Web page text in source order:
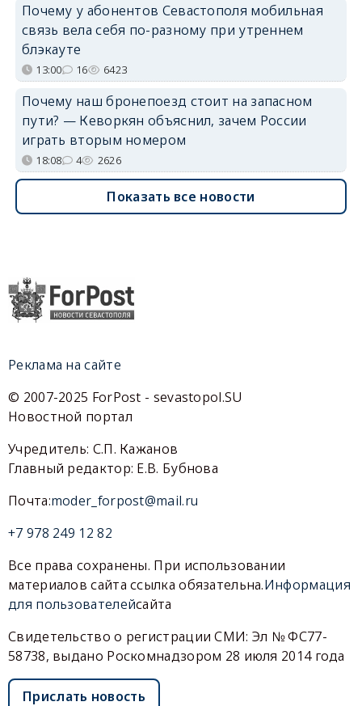
Почему у абонентов Севастополя мобильная
связь вела себя по-разному при утреннем
блэкауте
13:00 16 6423
Почему наш бронепоезд стоит на запасном
пути? — Кеворкян объяснил, зачем России
играть вторым номером
18:08 4 2626
Показать все новости
Реклама на сайте
© 2007-2025 ForPost - sevastopol.SU
Новостной портал
Учредитель: С.П. Кажанов
Главный редактор: Е.В. Бубнова
Почта:moder_forpost@mail.ru
+7 978 249 12 82
Все права сохранены. При использовании
материалов сайта ссылка обязательна.Информация
для пользователейсайта
Свидетельство о регистрации СМИ: Эл № ФС77-
58738, выдано Роскомнадзором 28 июля 2014 года
Прислать новость